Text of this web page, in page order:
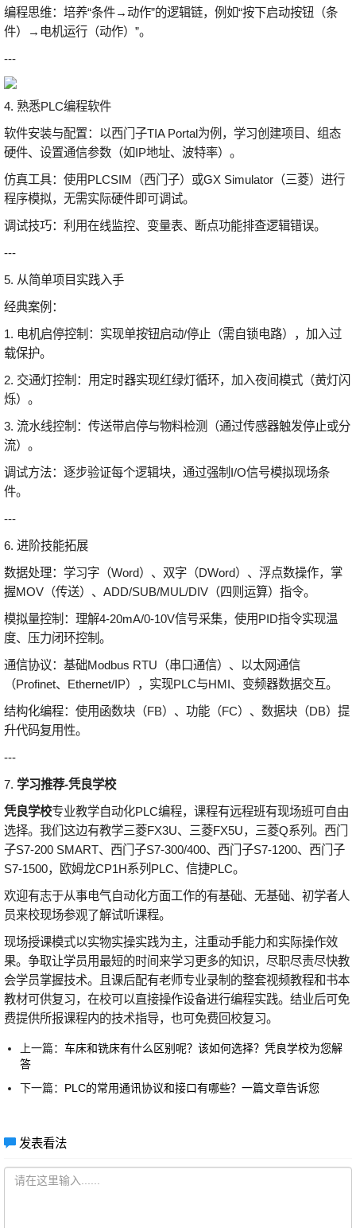
编程思维：培养“条件→动作”的逻辑链，例如“按下启动按钮（条
件）→电机运行（动作）”。
---
4. 熟悉PLC编程软件
软件安装与配置：以西门子TIA Portal为例，学习创建项目、组态
硬件、设置通信参数（如IP地址、波特率）。
仿真工具：使用PLCSIM（西门子）或GX Simulator（三菱）进行
程序模拟，无需实际硬件即可调试。
调试技巧：利用在线监控、变量表、断点功能排查逻辑错误。
---
5. 从简单项目实践入手
经典案例：
1. 电机启停控制：实现单按钮启动/停止（需自锁电路），加入过
载保护。
2. 交通灯控制：用定时器实现红绿灯循环，加入夜间模式（黄灯闪
烁）。
3. 流水线控制：传送带启停与物料检测（通过传感器触发停止或分
流）。
调试方法：逐步验证每个逻辑块，通过强制I/O信号模拟现场条
件。
---
6. 进阶技能拓展
数据处理：学习字（Word）、双字（DWord）、浮点数操作，掌
握MOV（传送）、ADD/SUB/MUL/DIV（四则运算）指令。
模拟量控制：理解4-20mA/0-10V信号采集，使用PID指令实现温
度、压力闭环控制。
通信协议：基础Modbus RTU（串口通信）、以太网通信
（Profinet、Ethernet/IP），实现PLC与HMI、变频器数据交互。
结构化编程：使用函数块（FB）、功能（FC）、数据块（DB）提
升代码复用性。
---
7. 学习推荐-凭良学校
凭良学校专业教学自动化PLC编程，课程有远程班有现场班可自由
选择。我们这边有教学三菱FX3U、三菱FX5U，三菱Q系列。西门
子S7-200 SMART、西门子S7-300/400、西门子S7-1200、西门子
S7-1500，欧姆龙CP1H系列PLC、信捷PLC。
欢迎有志于从事电气自动化方面工作的有基础、无基础、初学者人
员来校现场参观了解试听课程。
现场授课模式以实物实操实践为主，注重动手能力和实际操作效
果。争取让学员用最短的时间来学习更多的知识，尽职尽责尽快教
会学员掌握技术。且课后配有老师专业录制的整套视频教程和书本
教材可供复习，在校可以直接操作设备进行编程实践。结业后可免
费提供所报课程内的技术指导，也可免费回校复习。
上一篇： 车床和铣床有什么区别呢？该如何选择？凭良学校为您解
答
下一篇： PLC的常用通讯协议和接口有哪些？一篇文章告诉您
发表看法